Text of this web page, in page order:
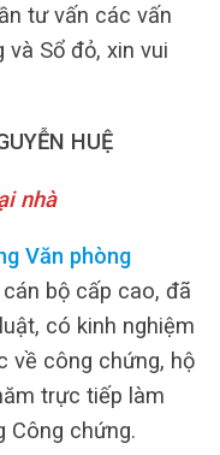
tư vấn các vấn
Sổ đỏ, xin vui
HUỆ
nhà
Văn phòng
bộ cấp cao, đã
có kinh nghiệm
về công chứng, hộ
trực tiếp làm
Công chứng.